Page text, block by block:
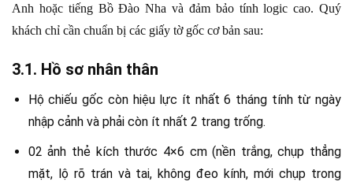
Anh hoặc tiếng Bồ Đào Nha và đảm bảo tính logic cao. Quý
khách chỉ cần chuẩn bị các giấy tờ gốc cơ bản sau:
3.1. Hồ sơ nhân thân
Hộ chiếu gốc còn hiệu lực ít nhất 6 tháng tính từ ngày
nhập cảnh và phải còn ít nhất 2 trang trống.
02 ảnh thẻ kích thước 4×6 cm (nền trắng, chụp thẳng
mặt, lộ rõ trán và tai, không đeo kính, mới chụp trong